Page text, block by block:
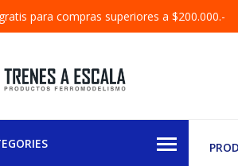
para compras superiores a $200.000.-